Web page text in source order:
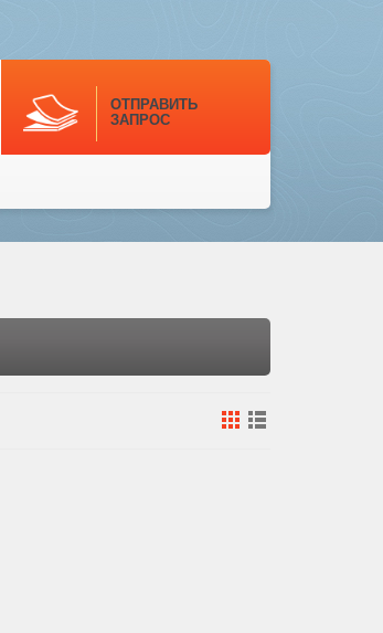
ОТПРАВИТЬ
ЗАПРОС